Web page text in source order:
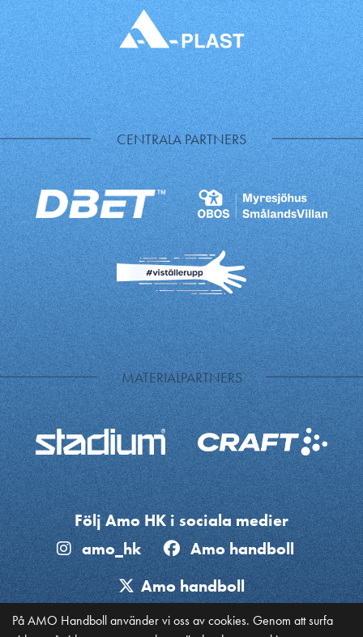
CENTRALA PARTNERS
MATERIALPARTNERS
Följ Amo HK i sociala medier
amo_hk
Amo handboll
Amo handboll
På AMO Handboll använder vi oss av cookies. Genom att surfa